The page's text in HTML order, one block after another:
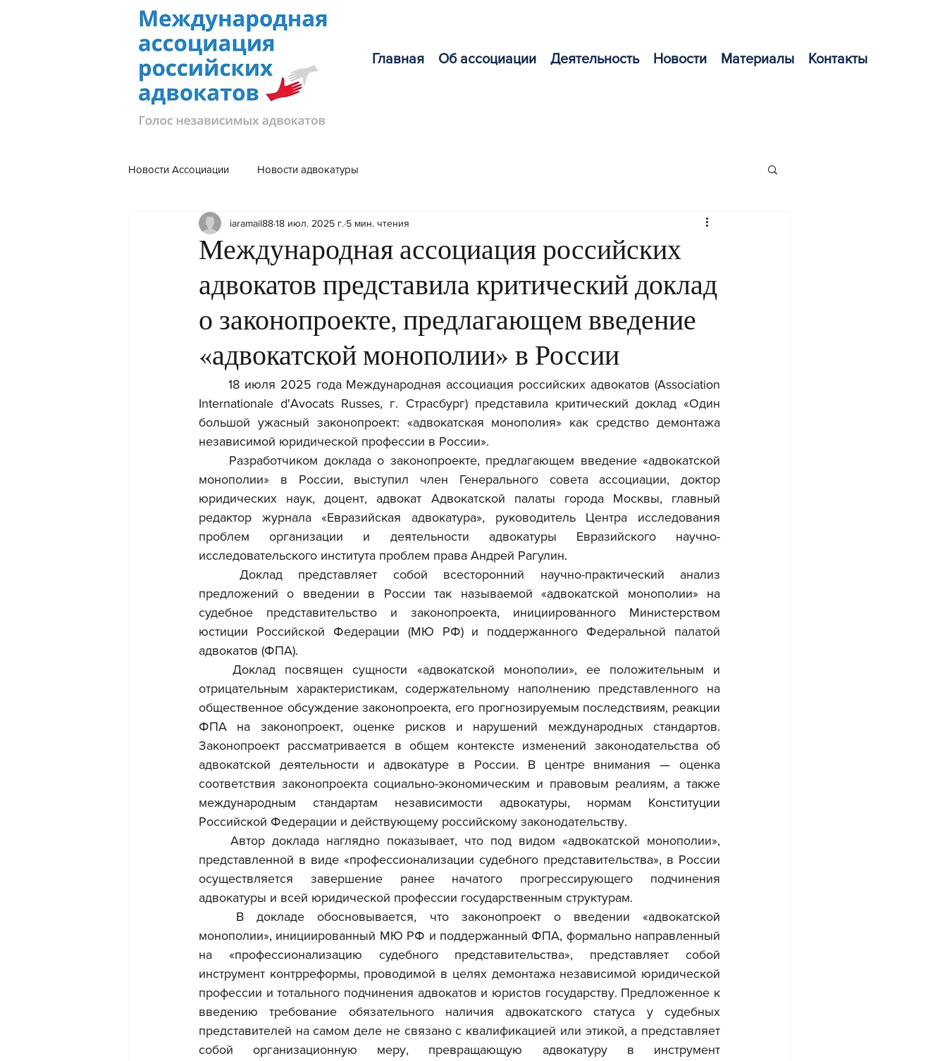
Главная Об ассоциации Деятельность Новости Материалы Контакты
Новости Ассоциации Новости адвокатуры
Международная ассоциация российских
адвокатов представила критический доклад
о законопроекте, предлагающем введение
«адвокатской монополии» в России
iaramail8818 июл. 2025 г. 5 мин. чтения
18 июля 2025 года Международная ассоциация российских адвокатов (Association
Internationale d'Avocats Russes, г. Страсбург) представила критический доклад «Один
большой ужасный законопроект: «адвокатская монополия» как средство демонтажа
независимой юридической профессии в России».
	Разработчиком доклада
о законопроекте, предлагающем введение «адвокатской
монополии» в России, выступил член Генерального совета ассоциации, доктор
юридических наук, доцент, адвокат Адвокатской палаты города Москвы, главный
редактор журнала «Евразийская адвокатура», руководитель Центра исследования
проблем организации и деятельности адвокатуры Евразийского научно-
исследовательского института проблем права Андрей Рагулин.
предложений о введении в России так называемой «адвокатской монополии» на
судебное представительство и законопроекта, инициированного Министерством
юстиции Российской Федерации (МЮ РФ) и поддержанного Федеральной палатой
адвокатов (ФПА).
	Доклад посвящен сущности «адвокатской монополии», ее положительным и
отрицательным характеристикам, содержательному наполнению представленного на
общественное обсуждение законопроекта, его прогнозируемым последствиям, реакции
ФПА на законопроект, оценке рисков и нарушений международных стандартов.
Законопроект рассматривается в общем контексте изменений законодательства об
адвокатской деятельности и адвокатуре в России. В центре внимания — оценка
соответствия законопроекта социально-экономическим и правовым реалиям, а также
международным стандартам независимости адвокатуры, нормам Конституции
Российской Федерации и действующему российскому законодательству.
представленной в виде «профессионализации судебного представительства», в России
осуществляется завершение ранее начатого прогрессирующего подчинения
адвокатуры и всей юридической профессии государственным структурам.
монополии», инициированный МЮ РФ и поддержанный ФПА, формально направленный
на «профессионализацию судебного представительства», представляет собой
инструмент контрреформы, проводимой в целях демонтажа независимой юридической
профессии и тотального подчинения адвокатов и юристов государству. Предложенное к
введению требование обязательного наличия адвокатского статуса у судебных
представителей на самом деле не связано с квалификацией или этикой, а представляет
собой организационную меру, превращающую адвокатуру в инструмент